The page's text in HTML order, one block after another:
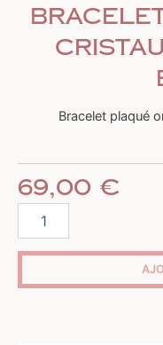
Bracelet plaqué
69,00 €
or